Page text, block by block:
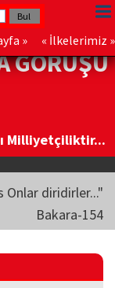
» « İlkelerimiz »
GÖRÜŞÜ
Milliyetçiliktir...
Onlar diridirler..."
Bakara-154